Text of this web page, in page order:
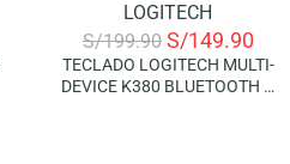
LOGITECH
S/199.90 S/149.90
TECLADO LOGITECH MULTI-
DEVICE K380 BLUETOOTH –